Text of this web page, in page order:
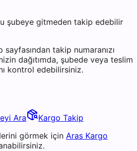
şubeye gitmeden takip edebilir
takip numaranızı
dağıtımda, şubede veya teslim
kontrol edebilirsiniz.
Ara
Kargo Takip
görmek için Aras Kargo